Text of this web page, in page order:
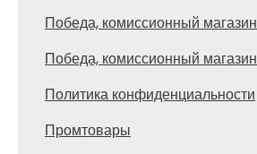
Победа, комиссионный магазин
Победа, комиссионный магазин
Политика конфиденциальности
Промтовары